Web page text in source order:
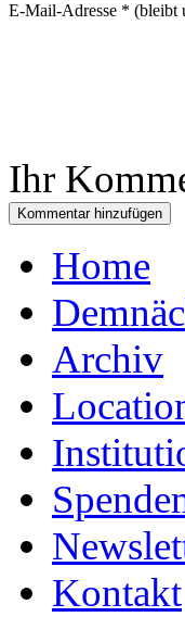
E-Mail-Adresse * (bleibt
Ihr
Home
Archiv
Kontakt